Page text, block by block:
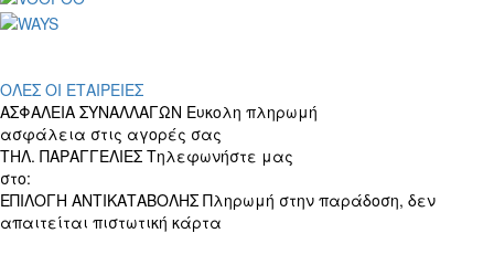
ΟΛΕΣ ΟΙ ΕΤΑΙΡΕΙΕΣ
ΑΣΦΑΛΕΙΑ ΣΥΝΑΛΛΑΓΩΝ Ευκολη πληρωμή
ασφάλεια στις αγορές σας
ΤΗΛ. ΠΑΡΑΓΓΕΛΙΕΣ Τηλεφωνήστε μας
στο:
ΕΠΙΛΟΓΗ ΑΝΤΙΚΑΤΑΒΟΛΗΣ Πληρωμή στην παράδοση, δεν
απαιτείται πιστωτική κάρτα